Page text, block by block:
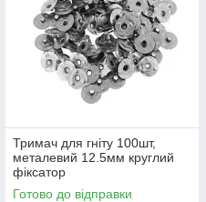
Тримач для гніту 100шт,
металевий 12.5мм круглий
фіксатор
Готово до відправки